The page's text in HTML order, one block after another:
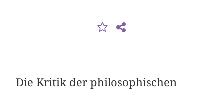
Die Kritik der philosophischen